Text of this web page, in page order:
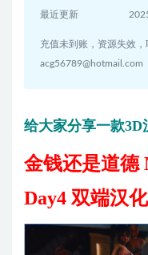
最近更新
充值未到账，资源失效，
acg56789@hotmail.com
给大家分享一款3D
金钱还是道德
Day4 双端汉